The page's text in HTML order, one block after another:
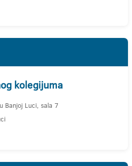
kolegijuma
Banjoj Luci, sala 7